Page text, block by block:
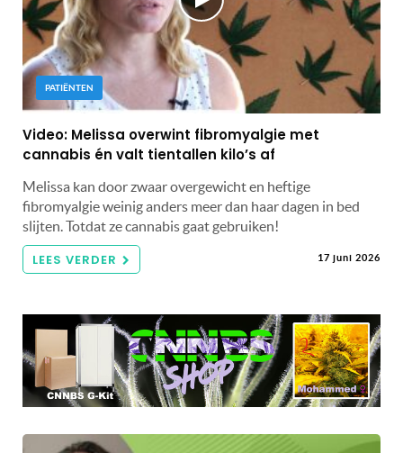
PATIËNTEN
Video: Melissa overwint fibromyalgie met
cannabis én valt tientallen kilo’s af
Melissa kan door zwaar overgewicht en heftige
fibromyalgie weinig anders meer dan haar dagen in bed
slijten. Totdat ze cannabis gaat gebruiken!
LEES VERDER 17 juni 2026